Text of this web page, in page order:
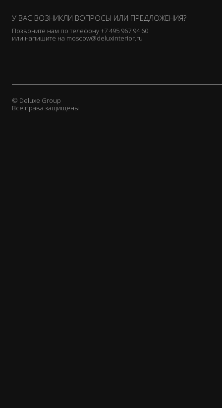
У ВАС ВОЗНИКЛИ ВОПРОСЫ ИЛИ ПРЕДЛОЖЕНИЯ?
Позвоните нам по телефону+7 495 967 94 60
или напишите на moscow@deluxinterior.ru
© Deluxe Group
Все права защищены